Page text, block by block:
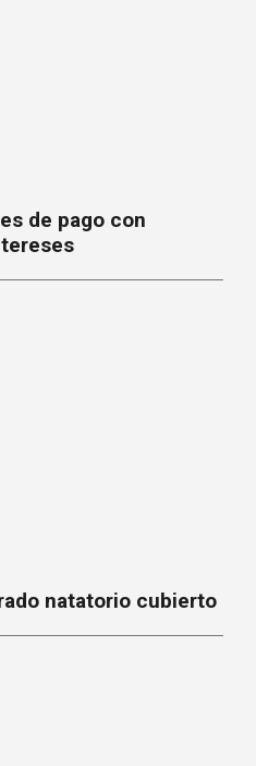
de pago con
natatorio cubierto